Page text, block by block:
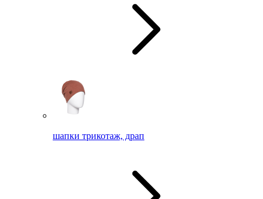
шапки трикотаж, драп